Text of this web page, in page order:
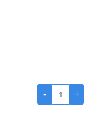
- +